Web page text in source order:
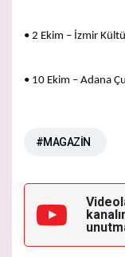
• 2 Ekim – İzmir
• 10 Ekim – Adana
#MAGAZİN